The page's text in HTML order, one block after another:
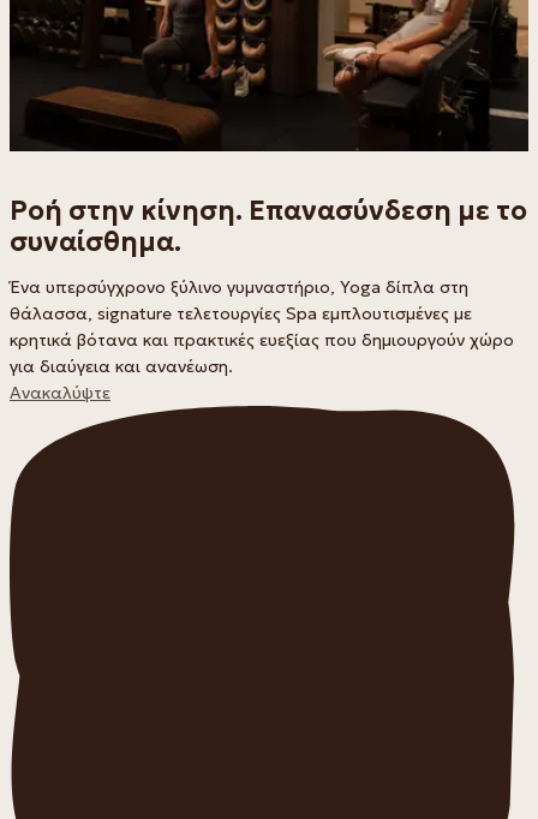
Ροή στην κίνηση. Επανασύνδεση με το
συναίσθημα.
Ένα υπερσύγχρονο ξύλινο γυμναστήριο, Yoga δίπλα στη
θάλασσα, signature τελετουργίες Spa εμπλουτισμένες με
κρητικά βότανα και πρακτικές ευεξίας που δημιουργούν χώρο
για διαύγεια και ανανέωση.
Ανακαλύψτε